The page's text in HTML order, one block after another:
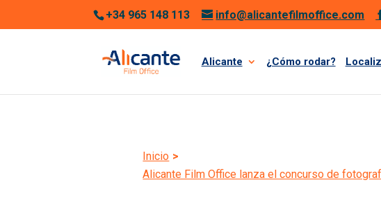
+34 965 148 113 info@alicantefilmoffice.com
Alicante ¿Cómo rodar?
Inicio >
Alicante Film Office lanza el concurso de